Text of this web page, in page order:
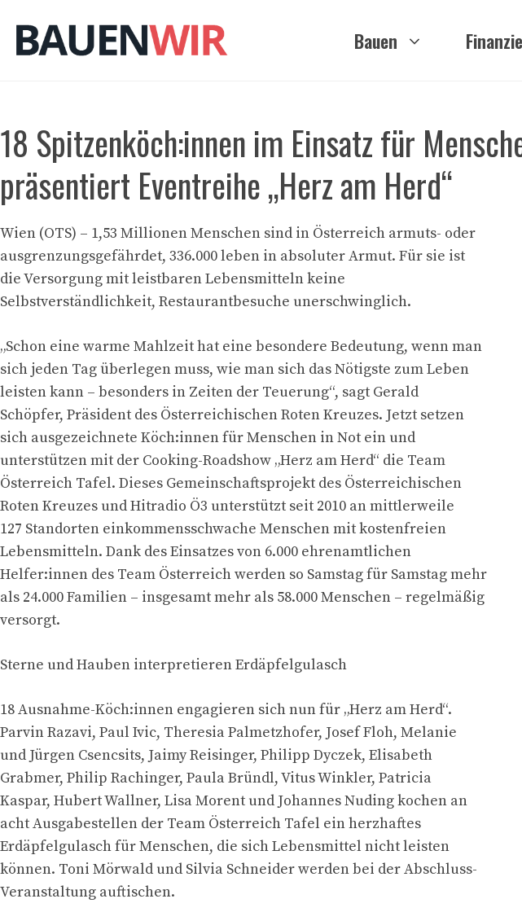
Inhalt
springen
Bauen
18 Spitzenköch:innen im Einsatz für
präsentiert Eventreihe „Herz am Herd“
Wien (OTS) – 1,53 Millionen Menschen sind in Österreich armuts- oder
ausgrenzungsgefährdet, 336.000 leben in absoluter Armut. Für sie ist
die Versorgung mit leistbaren Lebensmitteln keine
Selbstverständlichkeit, Restaurantbesuche unerschwinglich.
„Schon eine warme Mahlzeit hat eine besondere Bedeutung, wenn man
sich jeden Tag überlegen muss, wie man sich das Nötigste zum Leben
leisten kann – besonders in Zeiten der Teuerung“, sagt Gerald
Schöpfer, Präsident des Österreichischen Roten Kreuzes. Jetzt setzen
sich ausgezeichnete Köch:innen für Menschen in Not ein und
unterstützen mit der Cooking-Roadshow „Herz am Herd“ die Team
Österreich Tafel. Dieses Gemeinschaftsprojekt des Österreichischen
Roten Kreuzes und Hitradio Ö3 unterstützt seit 2010 an mittlerweile
127 Standorten einkommensschwache Menschen mit kostenfreien
Lebensmitteln. Dank des Einsatzes von 6.000 ehrenamtlichen
Helfer:innen des Team Österreich werden so Samstag für Samstag mehr
als 24.000 Familien – insgesamt mehr als 58.000 Menschen – regelmäßig
versorgt.
Sterne und Hauben interpretieren Erdäpfelgulasch
18 Ausnahme-Köch:innen engagieren sich nun für „Herz am Herd“.
Parvin Razavi, Paul Ivic, Theresia Palmetzhofer, Josef Floh, Melanie
und Jürgen Csencsits, Jaimy Reisinger, Philipp Dyczek, Elisabeth
Grabmer, Philip Rachinger, Paula Bründl, Vitus Winkler, Patricia
Kaspar, Hubert Wallner, Lisa Morent und Johannes Nuding kochen an
acht Ausgabestellen der Team Österreich Tafel ein herzhaftes
Erdäpfelgulasch für Menschen, die sich Lebensmittel nicht leisten
können. Toni Mörwald und Silvia Schneider werden bei der Abschluss-
Veranstaltung auftischen.